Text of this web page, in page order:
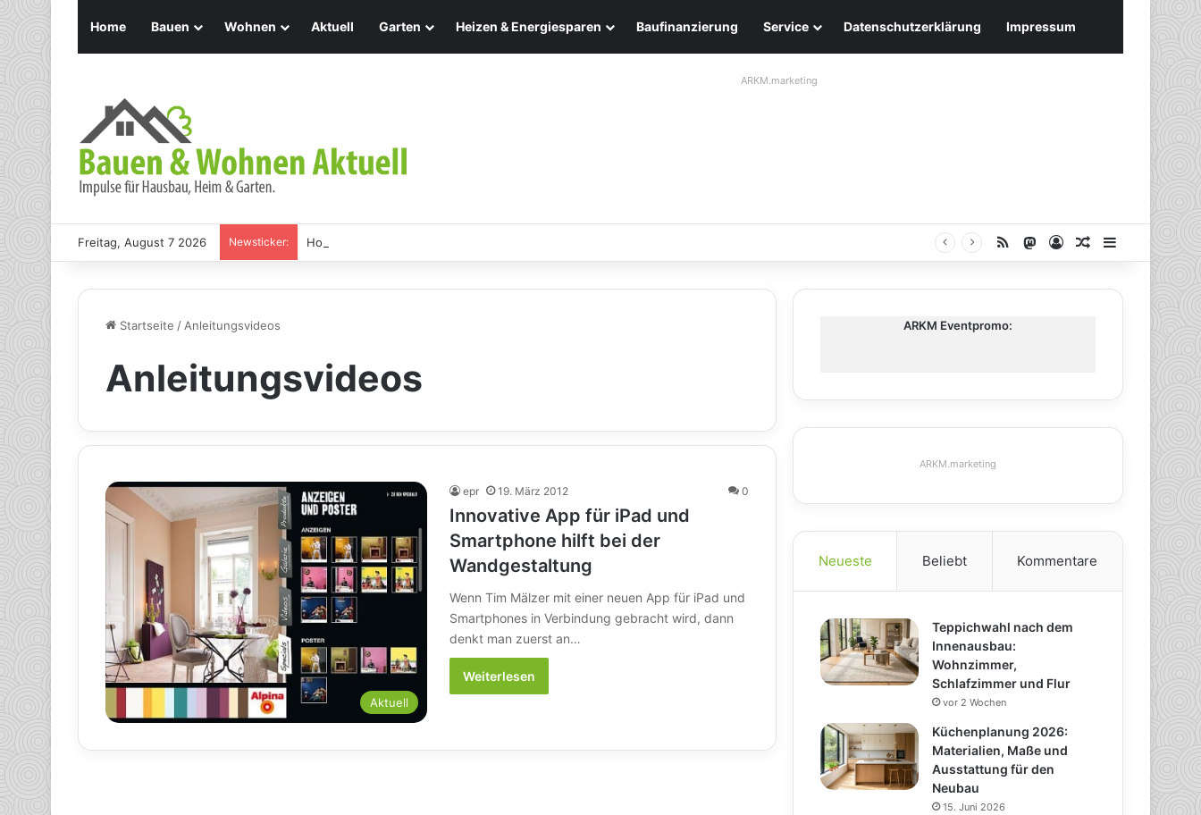
Home Bauen Wohnen Aktuell Garten Heizen & Energiesparen Baufinanzierung Service Datenschutzerklärung Impressum
ARKM.marketing
Freitag, August 7 2026 Newsticker: Holz Pendelleuchten: Eleganz und Nachhaltigkeit für Ihr Zuhause RSS Mastodon
AnmeldenZufälliger
Startseite /Anleitungsvideos
Anleitungsvideos
Aktuell
epr 19. März 2012 0
Innovative App für iPad und
Smartphone hilft bei der
Wandgestaltung
Wenn Tim Mälzer mit einer neuen App für iPad und
Smartphones in Verbindung gebracht wird, dann
denkt man zuerst an…
Weiterlesen
ARKM Eventpromo:
ARKM.marketing
Neueste Beliebt Kommentare
Teppichwahl nach dem
Innenausbau:
Wohnzimmer,
Schlafzimmer und Flur
vor 2 Wochen
Küchenplanung 2026:
Materialien, Maße und
Ausstattung für den
Neubau
15. Juni 2026